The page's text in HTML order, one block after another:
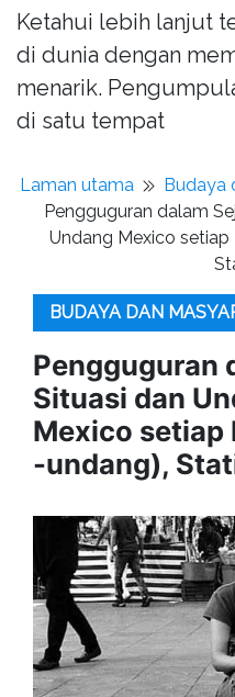
Ketahui lebih lanjut
di dunia dengan
menarik.
di satu tempat
Laman utama
Budaya
Pengguguran dalam
Undang Mexico setiap
BUDAYA DAN
Pengguguran
Situasi dan
Mexico setiap
-undang),